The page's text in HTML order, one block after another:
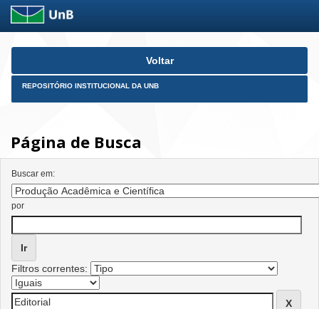
Skip
Voltar
REPOSITÓRIO INSTITUCIONAL DA UNB
Página de Busca
Buscar em:
por
Filtros correntes: